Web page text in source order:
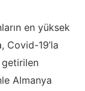
en yüksek
Covid-19’la
getirilen
Almanya